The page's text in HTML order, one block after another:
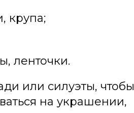
крупа;
ленточки.
или силуэты, чтобы
на украшении,